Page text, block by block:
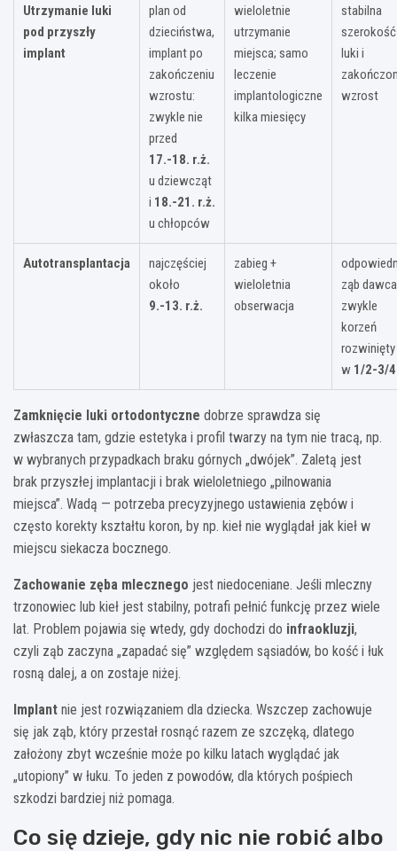
Utrzymanie luki
pod przyszły
implant
plan od
dzieciństwa,
implant po
zakończeniu
wzrostu:
zwykle nie
przed
17.-18. r.ż.
u dziewcząt
i 18.-21. r.ż.
u chłopców
wieloletnie
utrzymanie
miejsca; samo
leczenie
implantologiczne
kilka miesięcy
stabilna
szerokość
luki i
wzrost
Autotransplantacja
najczęściej
około
9.-13. r.ż.
zabieg +
wieloletnia
obserwacja
ząb
zwykle
korzeń
rozwinięty
w 1/2-3/4
Zamknięcie luki ortodontyczne dobrze sprawdza się
zwłaszcza tam, gdzie estetyka i profil twarzy na tym nie tracą, np.
w wybranych przypadkach braku górnych „dwójek”. Zaletą jest
brak przyszłej implantacji i brak wieloletniego „pilnowania
miejsca”. Wadą — potrzeba precyzyjnego ustawienia zębów i
często korekty kształtu koron, by np. kieł nie wyglądał jak kieł w
miejscu siekacza bocznego.
Zachowanie zęba mlecznego jest niedoceniane. Jeśli mleczny
trzonowiec lub kieł jest stabilny, potrafi pełnić funkcję przez wiele
lat. Problem pojawia się wtedy, gdy dochodzi do infraokluzji,
czyli ząb zaczyna „zapadać się” względem sąsiadów, bo kość i łuk
rosną dalej, a on zostaje niżej.
Implant nie jest rozwiązaniem dla dziecka. Wszczep zachowuje
się jak ząb, który przestał rosnąć razem ze szczęką, dlatego
założony zbyt wcześnie może po kilku latach wyglądać jak
„utopiony” w łuku. To jeden z powodów, dla których pośpiech
szkodzi bardziej niż pomaga.
Co się dzieje, gdy nic nie robić albo